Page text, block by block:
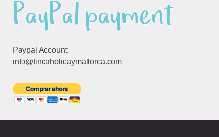
PayPal payment
Paypal Account:
info@fincaholidaymallorca.com